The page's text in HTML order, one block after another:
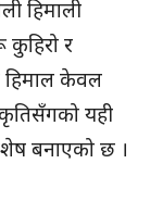
हिमाली
र
हिमाल केवल
यही
बनाएको छ ।